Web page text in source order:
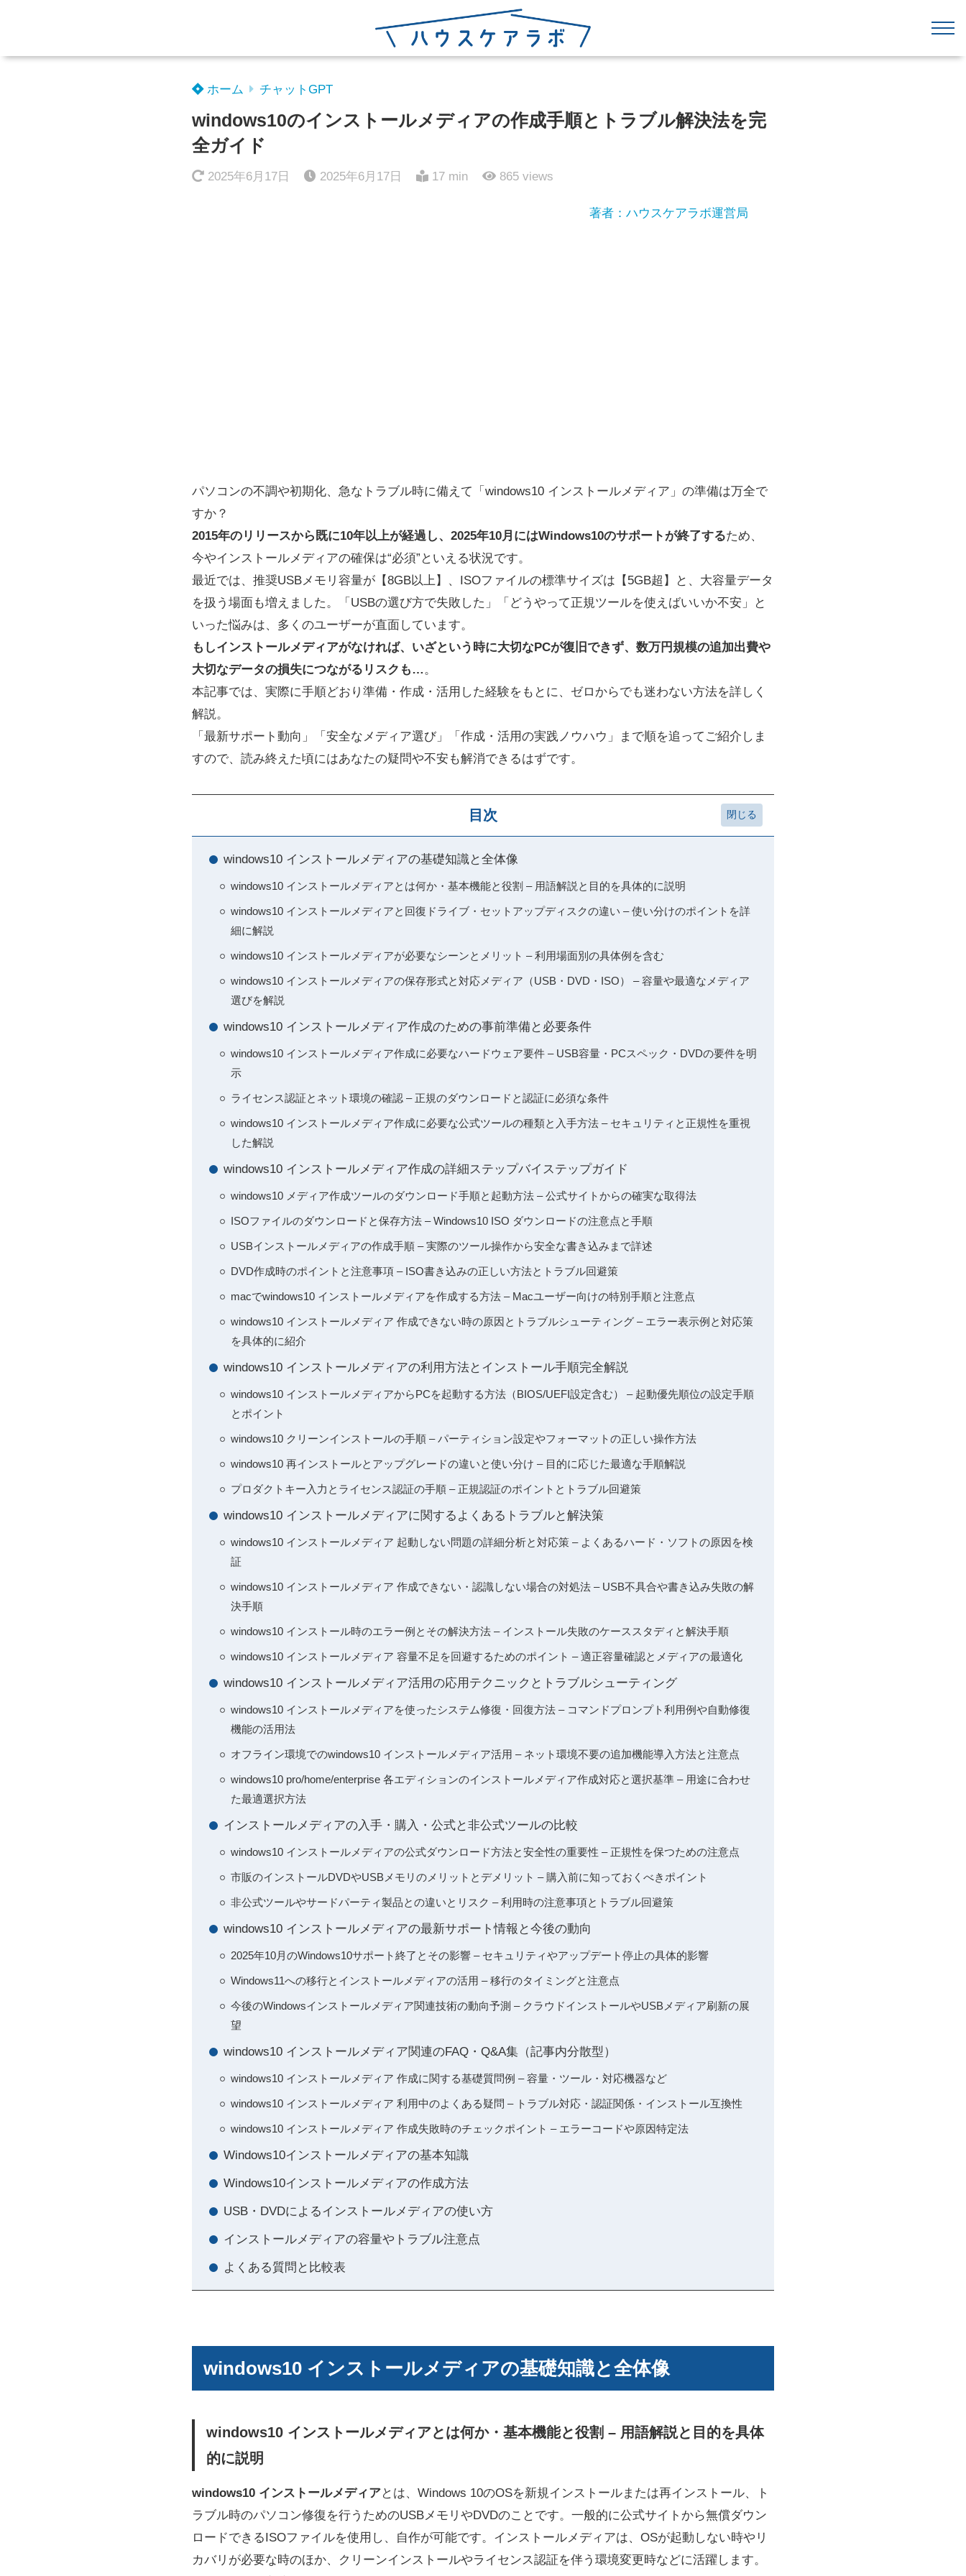
ホーム チャットGPT
windows10のインストールメディアの作成手順とトラブル解決法を完
全ガイド
2025年6月17日 2025年6月17日 17 min 865 views
著者：ハウスケアラボ運営局
パソコンの不調や初期化、急なトラブル時に備えて「windows10 インストールメディア」の準備は万全で
すか？
2015年のリリースから既に10年以上が経過し、2025年10月にはWindows10のサポートが終了するため、
今やインストールメディアの確保は“必須”といえる状況です。
最近では、推奨USBメモリ容量が【8GB以上】、ISOファイルの標準サイズは【5GB超】と、大容量データ
を扱う場面も増えました。「USBの選び方で失敗した」「どうやって正規ツールを使えばいいか不安」と
いった悩みは、多くのユーザーが直面しています。
もしインストールメディアがなければ、いざという時に大切なPCが復旧できず、数万円規模の追加出費や
大切なデータの損失につながるリスクも…。
本記事では、実際に手順どおり準備・作成・活用した経験をもとに、ゼロからでも迷わない方法を詳しく
解説。
「最新サポート動向」「安全なメディア選び」「作成・活用の実践ノウハウ」まで順を追ってご紹介しま
すので、読み終えた頃にはあなたの疑問や不安も解消できるはずです。
目次
windows10 インストールメディアの基礎知識と全体像
windows10 インストールメディアとは何か・基本機能と役割 – 用語解説と目的を具体的に説明
windows10 インストールメディアと回復ドライブ・セットアップディスクの違い – 使い分けのポイントを詳
細に解説
windows10 インストールメディアが必要なシーンとメリット – 利用場面別の具体例を含む
windows10 インストールメディアの保存形式と対応メディア（USB・DVD・ISO） – 容量や最適なメディア
選びを解説
windows10 インストールメディア作成のための事前準備と必要条件
windows10 インストールメディア作成に必要なハードウェア要件 – USB容量・PCスペック・DVDの要件を明
示
ライセンス認証とネット環境の確認 – 正規のダウンロードと認証に必須な条件
windows10 インストールメディア作成に必要な公式ツールの種類と入手方法 – セキュリティと正規性を重視
した解説
windows10 インストールメディア作成の詳細ステップバイステップガイド
windows10 メディア作成ツールのダウンロード手順と起動方法 – 公式サイトからの確実な取得法
ISOファイルのダウンロードと保存方法 – Windows10 ISO ダウンロードの注意点と手順
USBインストールメディアの作成手順 – 実際のツール操作から安全な書き込みまで詳述
DVD作成時のポイントと注意事項 – ISO書き込みの正しい方法とトラブル回避策
macでwindows10 インストールメディアを作成する方法 – Macユーザー向けの特別手順と注意点
windows10 インストールメディア 作成できない時の原因とトラブルシューティング – エラー表示例と対応策
を具体的に紹介
windows10 インストールメディアの利用方法とインストール手順完全解説
windows10 インストールメディアからPCを起動する方法（BIOS/UEFI設定含む） – 起動優先順位の設定手順
とポイント
windows10 クリーンインストールの手順 – パーティション設定やフォーマットの正しい操作方法
windows10 再インストールとアップグレードの違いと使い分け – 目的に応じた最適な手順解説
プロダクトキー入力とライセンス認証の手順 – 正規認証のポイントとトラブル回避策
windows10 インストールメディアに関するよくあるトラブルと解決策
windows10 インストールメディア 起動しない問題の詳細分析と対応策 – よくあるハード・ソフトの原因を検
証
windows10 インストールメディア 作成できない・認識しない場合の対処法 – USB不具合や書き込み失敗の解
決手順
windows10 インストール時のエラー例とその解決方法 – インストール失敗のケーススタディと解決手順
windows10 インストールメディア 容量不足を回避するためのポイント – 適正容量確認とメディアの最適化
windows10 インストールメディア活用の応用テクニックとトラブルシューティング
windows10 インストールメディアを使ったシステム修復・回復方法 – コマンドプロンプト利用例や自動修復
機能の活用法
オフライン環境でのwindows10 インストールメディア活用 – ネット環境不要の追加機能導入方法と注意点
windows10 pro/home/enterprise 各エディションのインストールメディア作成対応と選択基準 – 用途に合わせ
た最適選択方法
インストールメディアの入手・購入・公式と非公式ツールの比較
windows10 インストールメディアの公式ダウンロード方法と安全性の重要性 – 正規性を保つための注意点
市販のインストールDVDやUSBメモリのメリットとデメリット – 購入前に知っておくべきポイント
非公式ツールやサードパーティ製品との違いとリスク – 利用時の注意事項とトラブル回避策
windows10 インストールメディアの最新サポート情報と今後の動向
2025年10月のWindows10サポート終了とその影響 – セキュリティやアップデート停止の具体的影響
Windows11への移行とインストールメディアの活用 – 移行のタイミングと注意点
今後のWindowsインストールメディア関連技術の動向予測 – クラウドインストールやUSBメディア刷新の展
望
windows10 インストールメディア関連のFAQ・Q&A集（記事内分散型）
windows10 インストールメディア 作成に関する基礎質問例 – 容量・ツール・対応機器など
windows10 インストールメディア 利用中のよくある疑問 – トラブル対応・認証関係・インストール互換性
windows10 インストールメディア 作成失敗時のチェックポイント – エラーコードや原因特定法
Windows10インストールメディアの基本知識
Windows10インストールメディアの作成方法
USB・DVDによるインストールメディアの使い方
インストールメディアの容量やトラブル注意点
よくある質問と比較表
windows10 インストールメディアの基礎知識と全体像
windows10 インストールメディアとは何か・基本機能と役割 – 用語解説と目的を具体
的に説明
windows10 インストールメディアとは、Windows 10のOSを新規インストールまたは再インストール、ト
ラブル時のパソコン修復を行うためのUSBメモリやDVDのことです。一般的に公式サイトから無償ダウン
ロードできるISOファイルを使用し、自作が可能です。インストールメディアは、OSが起動しない時やリ
カバリが必要な時のほか、クリーンインストールやライセンス認証を伴う環境変更時などに活躍します。